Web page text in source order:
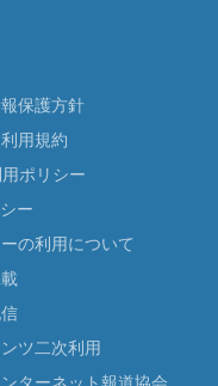
保護方針
用規約
ポリシー
ー
の利用について
ツ二次利用
ターネット報道協会